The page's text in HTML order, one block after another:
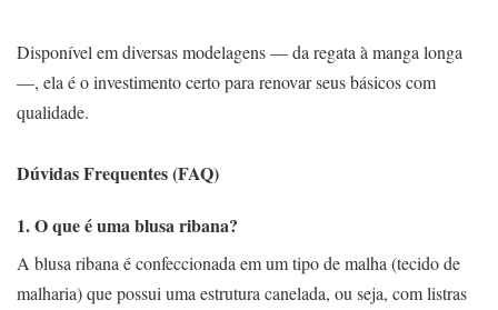
Disponível em diversas modelagens — da regata à manga longa
—, ela é o investimento certo para renovar seus básicos com
qualidade.
Dúvidas Frequentes (FAQ)
1. O que é uma blusa ribana?
A blusa ribana é confeccionada em um tipo de malha (tecido de
malharia) que possui uma estrutura canelada, ou seja, com listras